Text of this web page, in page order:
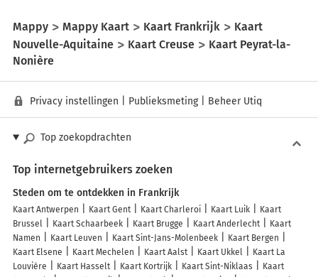
Mappy Mappy Kaart Kaart Frankrijk
Kaart
Nouvelle-Aquitaine
Kaart Creuse
Kaart Peyrat-la-
Nonière
Privacy instellingen Publieksmeting| Beheer Utiq
Top zoekopdrachten
Top internetgebruikers zoeken
Steden om te ontdekken in Frankrijk
Kaart Antwerpen Kaart Gent Kaart Charleroi Kaart Luik
Kaart
Brussel
Kaart Schaarbeek Kaart Brugge Kaart Anderlecht
Kaart
Namen
Kaart Leuven Kaart Sint-Jans-Molenbeek
Kaart Bergen
Kaart Elsene
Kaart Mechelen Kaart Aalst Kaart Ukkel
Kaart La
Louvière
Kaart Hasselt Kaart Kortrijk Kaart Sint-Niklaas
Kaart